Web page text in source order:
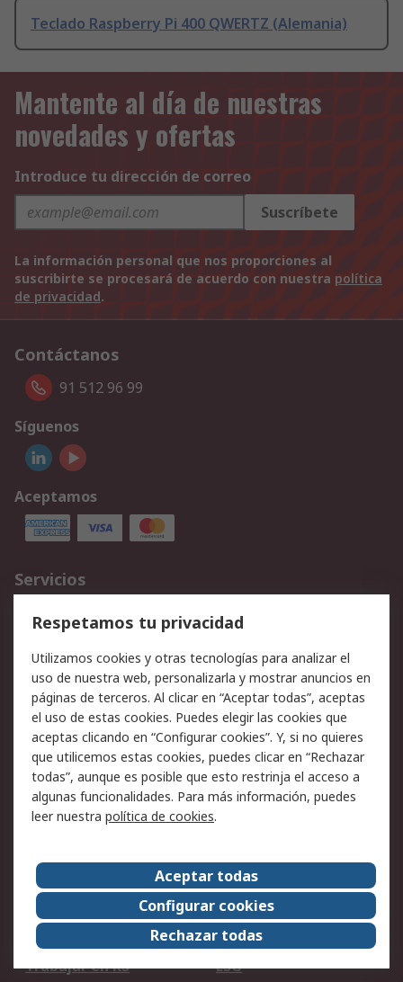
Teclado Raspberry Pi 400 QWERTZ (Alemania)
Mantente al día de nuestras
novedades y ofertas
Introduce tu dirección de correo
Suscríbete
La información personal que nos proporciones al
suscribirte se procesará de acuerdo con nuestra política
de privacidad.
Contáctanos
91 512 96 99
Síguenos
Aceptamos
Servicios
Cómo realizar pedidos
Devoluciones
Facturación y pago
Ofertas
Soporte técnico
Legal
Aviso legal
Política de privacidad -
Actualizada
Política sobre cookies
Seguridad de emails
Certificaciones de
Condiciones de venta
Acerca de RS
Acerca de RS
RS Group
RS en el mundo
Sala de prensa
Trabajar en RS
ESG
Respetamos tu privacidad
Utilizamos cookies y otras tecnologías para analizar el
uso de nuestra web, personalizarla y mostrar anuncios en
páginas de terceros. Al clicar en “Aceptar todas”, aceptas
el uso de estas cookies. Puedes elegir las cookies que
aceptas clicando en “Configurar cookies”. Y, si no quieres
que utilicemos estas cookies, puedes clicar en “Rechazar
todas”, aunque es posible que esto restrinja el acceso a
algunas funcionalidades. Para más información, puedes
leer nuestra política de cookies.
Aceptar todas
Configurar cookies
Rechazar todas